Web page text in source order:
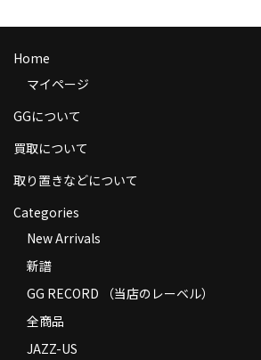
Home
マイページ
GGについて
買取について
取り置きなどについて
Categories
New Arrivals
新譜
GG RECORD （当店のレーベル）
全商品
JAZZ-US